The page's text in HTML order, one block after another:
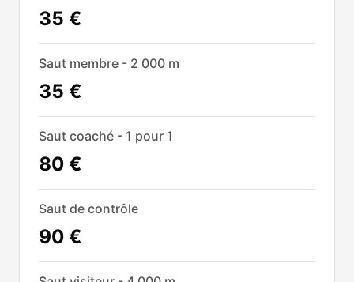
35 €
Saut membre - 2 000 m
35 €
Saut coaché - 1 pour 1
80 €
Saut de contrôle
90 €